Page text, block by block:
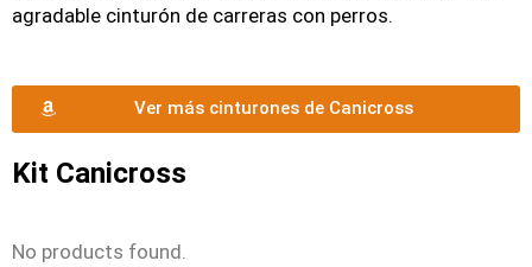
agradable cinturón de carreras con perros.
Ver más cinturones de Canicross
Kit Canicross
No products found.